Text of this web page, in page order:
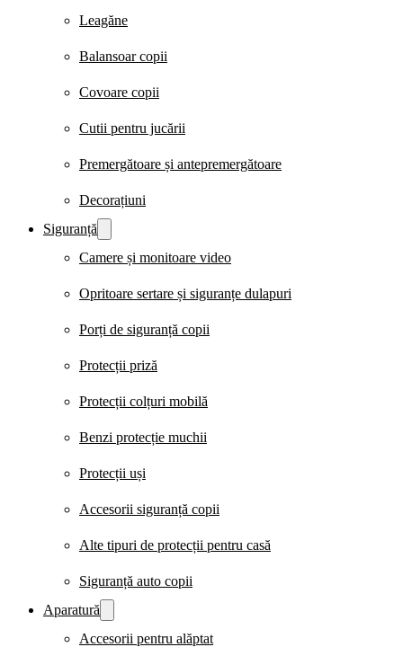
Leagăne
Balansoar copii
Covoare copii
Cutii pentru jucării
Premergătoare și antepremergătoare
Decorațiuni
Siguranță
Camere și monitoare video
Opritoare sertare și siguranțe dulapuri
Porți de siguranță copii
Protecții priză
Protecții colțuri mobilă
Benzi protecție muchii
Protecții uși
Accesorii siguranță copii
Alte tipuri de protecții pentru casă
Siguranță auto copii
Aparatură
Accesorii pentru alăptat